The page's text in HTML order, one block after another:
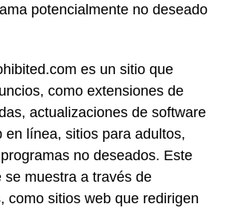
potencialmente no deseado
es un sitio que
como extensiones de
actualizaciones de software
en línea, sitios para adultos,
no deseados. Este
se muestra a través de
como sitios web que redirigen